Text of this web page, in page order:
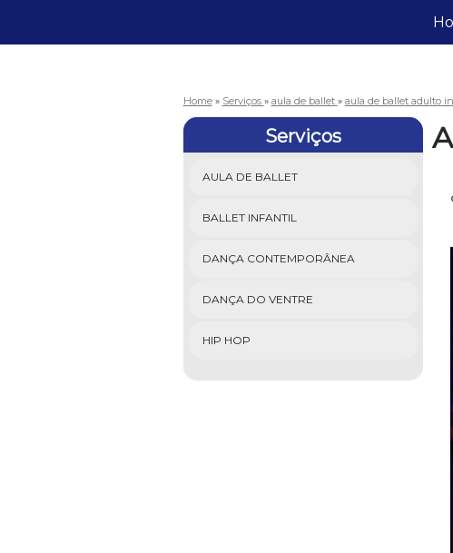
Home » Serviços » aula de ballet » aula de ballet adulto
Serviços
AULA DE BALLET
BALLET INFANTIL
DANÇA CONTEMPORÂNEA
DANÇA DO VENTRE
HIP HOP